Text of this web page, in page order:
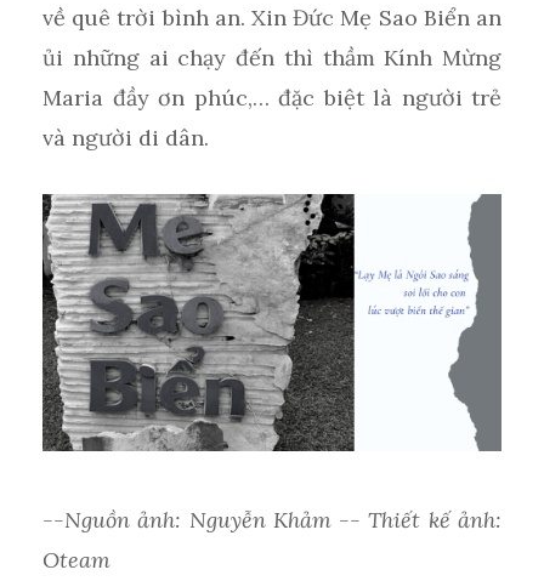
về quê trời bình an. Xin Đức Mẹ Sao Biển an
ủi những ai chạy đến thì thầm Kính Mừng
Maria đầy ơn phúc,… đặc biệt là người trẻ
và người di dân.
--Nguồn ảnh: Nguyễn Khảm -- Thiết kế ảnh:
Oteam